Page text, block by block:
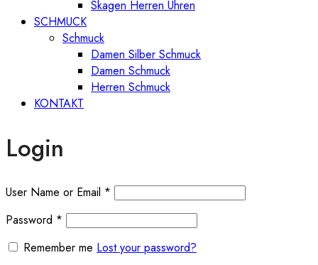
Skagen Herren Uhren
SCHMUCK
Schmuck
Damen Silber Schmuck
Damen Schmuck
Herren Schmuck
KONTAKT
Login
User Name or Email *
Password *
Remember me Lost your password?